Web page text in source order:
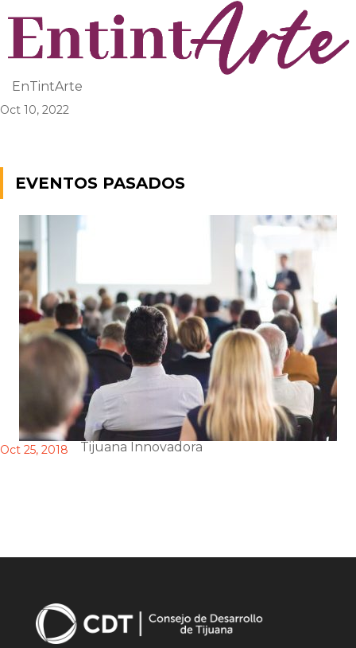
EnTintArte
Oct 10, 2022
EVENTOS PASADOS
Tijuana Innovadora
Oct 25, 2018